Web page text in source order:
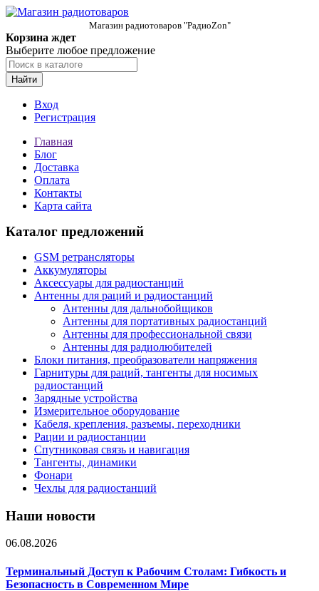
Магазин радиотоваров "РадиоZon"
Корзина ждет
Выберите любое предложение
Найти
Вход
Регистрация
Главная
Блог
Доставка
Оплата
Контакты
Карта сайта
Каталог предложений
GSM ретрансляторы
Аккумуляторы
Аксессуары для радиостанций
Антенны для раций и радиостанций
Антенны для дальнобойщиков
Антенны для портативных радиостанций
Антенны для профессиональной связи
Антенны для радиолюбителей
Блоки питания, преобразователи напряжения
Гарнитуры для раций, тангенты для носимых
радиостанций
Зарядные устройства
Измерительное оборудование
Кабеля, крепления, разъемы, переходники
Рации и радиостанции
Спутниковая связь и навигация
Тангенты, динамики
Фонари
Чехлы для радиостанций
Наши новости
06.08.2026
Терминальный Доступ к Рабочим Столам: Гибкость и
Безопасность в Современном Мире